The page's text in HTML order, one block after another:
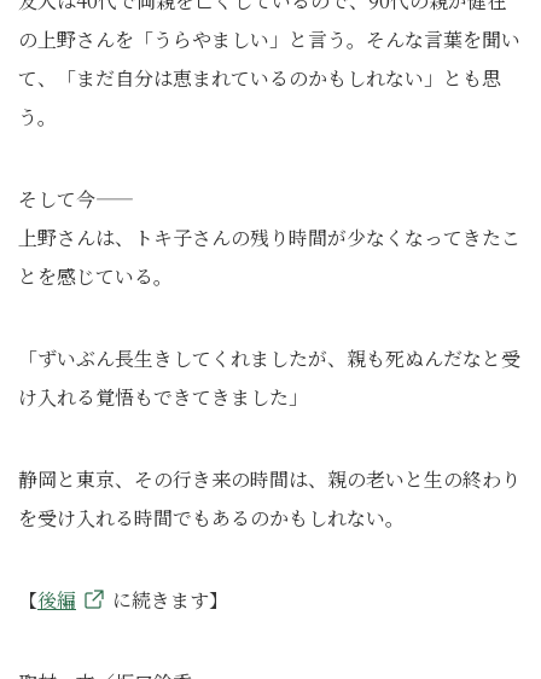
の上野さんを「うらやましい」と言う。そんな言葉を聞い
て、「まだ自分は恵まれているのかもしれない」とも思
う。
そして今――
上野さんは、トキ子さんの残り時間が少なくなってきたこ
とを感じている。
「ずいぶん長生きしてくれましたが、親も死ぬんだなと受
け入れる覚悟もできてきました」
静岡と東京、その行き来の時間は、親の老いと生の終わり
を受け入れる時間でもあるのかもしれない。
【後編 に続きます】